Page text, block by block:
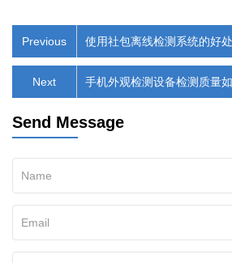
Previous 使用社包离线检测系统的好处
手机外观检测设备检测质量
Next
Send Message